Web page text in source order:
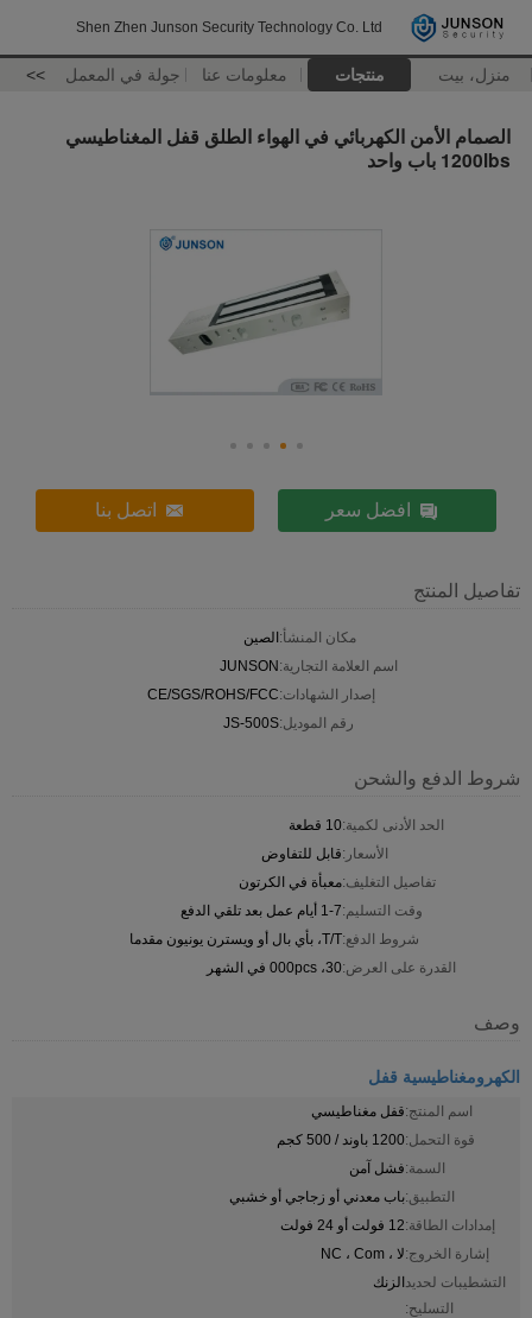
Shen Zhen Junson Security Technology Co. Ltd
منزل، بيت منتجات معلومات عنا جولة في المعمل >>
الصمام الأمن الكهربائي في الهواء الطلق قفل المغناطيسي
1200lbs باب واحد
افضل سعر اتصل بنا
تفاصيل المنتج
مكان المنشأ:الصين
اسم العلامة التجارية:JUNSON
إصدار الشهادات:CE/SGS/ROHS/FCC
رقم الموديل:JS-500S
شروط الدفع والشحن
الحد الأدنى لكمية:10 قطعة
الأسعار:قابل للتفاوض
تفاصيل التغليف:معبأة في الكرتون
وقت التسليم:1-7 أيام عمل بعد تلقي الدفع
شروط الدفع:T/T، بأي بال أو ويسترن يونيون مقدما
القدرة على العرض:30، 000pcs في الشهر
وصف
الكهرومغناطيسية قفل
اسم المنتج:قفل مغناطيسي
قوة التحمل:1200 باوند / 500 كجم
السمة:فشل آمن
التطبيق:باب معدني أو زجاجي أو خشبي
إمدادات الطاقة:12 فولت أو 24 فولت
إشارة الخروج:لا ، NC ، Com
التشطيبات لحديد
التسليح:
الزنك